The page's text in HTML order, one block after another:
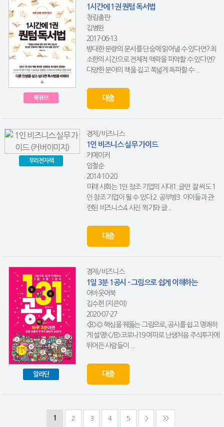
북큐브
1시간에 1권 퀀텀 독서법
청림출판
김병완
2017-06-13
방대한 분량의 문서를 단숨에 읽어낼 수 있다면? 최
소한의 시간으로 전체적 맥락을 파악할 수 있다면?
다양한 분야의 책을 깊고 폭넓게 독파할 수 ...
대출
우리전자책
경제/비즈니스
1인 비즈니스 실무 가이드
키메이커
임철순
2014-10-20
미래 사회는 1인 창조 기업의 시대1. 글만 잘 써도 1
인 창조 기업이 될 수 있다.2. 공부방3. 아이들과 관
련된 비즈니스4. 사진 찍기와 글...
대출
알라딘
경제/비즈니스
1일 3분 1공시 - 그림으로 쉽게 이해하는
어바웃어북
김수헌 (지은이)
2020-07-27
<B>◎ 핵심을 꿰뚫는 그림으로, 공시를 쉽고 명쾌하
게 설명!</B>코로나19 여파로 난생처음 주식투자에
뛰어든 사람들이 ...
대출
1 2 3 4 5 > >>